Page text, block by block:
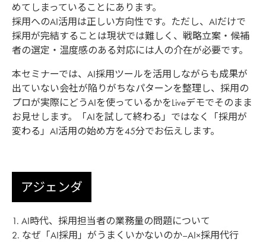
めてしまっていることにあります。
採用へのAI活用は正しい方向性です。ただし、AIだけで
採用が完結することは現状では難しく、戦略立案・候補
者の選定・温度感のある対応には人の介在が必要です。
本セミナーでは、AI採用ツールを活用しながらも成果が
出ていない会社が陥りがちなパターンを整理し、採用の
プロが実際にどうAIを使っているかをLiveデモでそのまま
お見せします。「AIを試して終わる」ではなく「採用が
変わる」AI活用の始め方を45分でお伝えします。
アジェンダ
1. AI時代、採用担当者の業務量の問題について
2. なぜ「AI採用」がうまくいかないのか–AI×採用代行